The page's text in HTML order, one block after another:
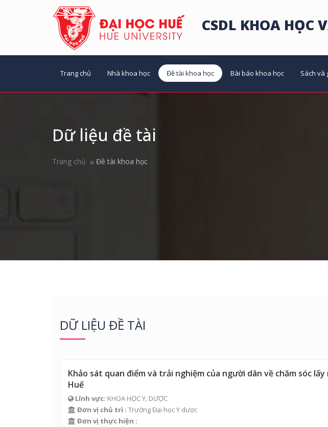
CSDL KHOA HỌC
Trang chủ Nhà khoa học Đề tài khoa học Bài báo khoa học Sách và
Dữ liệu đề tài
Trang chủ Đề tài khoa học
DỮ LIỆU ĐỀ TÀI
Khảo sát quan điểm và trải nghiệm của người dân về chăm sóc
Huế
Lĩnh vực: KHOA HỌC Y, DƯỢC
Đơn vị chủ trì : Trường Đại học Y dược
Đơn vị thực hiện :